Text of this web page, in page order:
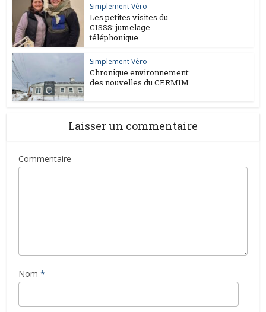
Simplement Véro
Les petites visites du
CISSS: jumelage
téléphonique...
Simplement Véro
Chronique environnement:
des nouvelles du CERMIM
Laisser un commentaire
Commentaire
Nom *